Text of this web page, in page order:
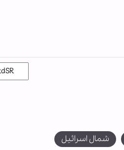
شمال اسرائیل